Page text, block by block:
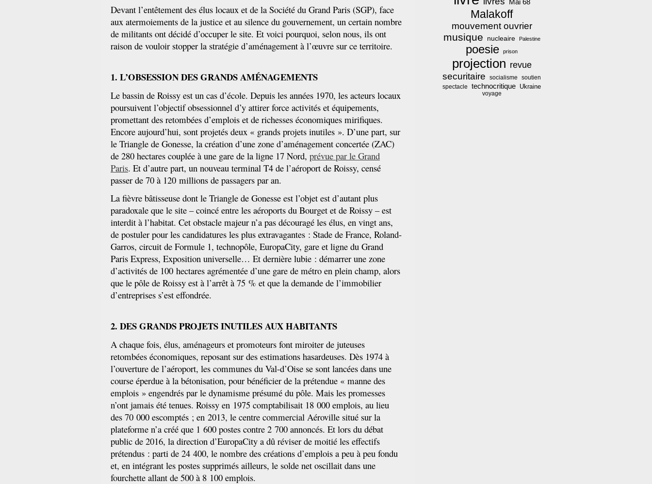
Devant l’entêtement des élus locaux et de la Société du Grand Paris (SGP), face
aux atermoiements de la justice et au silence du gouvernement, un certain nombre
de militants ont décidé d’occuper le site. Et voici pourquoi, selon nous, ils ont
raison de vouloir stopper la stratégie d’aménagement à l’œuvre sur ce territoire.
1. L’OBSESSION DES GRANDS AMÉNAGEMENTS
Le bassin de Roissy est un cas d’école. Depuis les années 1970, les acteurs locaux
poursuivent l’objectif obsessionnel d’y attirer force activités et équipements,
promettant des retombées d’emplois et de richesses économiques mirifiques.
Encore aujourd’hui, sont projetés deux « grands projets inutiles ». D’une part, sur
le Triangle de Gonesse, la création d’une zone d’aménagement concertée (ZAC)
de 280 hectares couplée à une gare de la ligne 17 Nord, prévue par le Grand
Paris. Et d’autre part, un nouveau terminal T4 de l’aéroport de Roissy, censé
passer de 70 à 120 millions de passagers par an.
La fièvre bâtisseuse dont le Triangle de Gonesse est l’objet est d’autant plus
paradoxale que le site – coincé entre les aéroports du Bourget et de Roissy – est
interdit à l’habitat. Cet obstacle majeur n’a pas découragé les élus, en vingt ans,
de postuler pour les candidatures les plus extravagantes : Stade de France, Roland-
Garros, circuit de Formule 1, technopôle, EuropaCity, gare et ligne du Grand
Paris Express, Exposition universelle… Et dernière lubie : démarrer une zone
d’activités de 100 hectares agrémentée d’une gare de métro en plein champ, alors
que le pôle de Roissy est à l’arrêt à 75 % et que la demande de l’immobilier
d’entreprises s’est effondrée.
2. DES GRANDS PROJETS INUTILES AUX HABITANTS
A chaque fois, élus, aménageurs et promoteurs font miroiter de juteuses
retombées économiques, reposant sur des estimations hasardeuses. Dès 1974 à
l’ouverture de l’aéroport, les communes du Val-d’Oise se sont lancées dans une
course éperdue à la bétonisation, pour bénéficier de la prétendue « manne des
emplois » engendrés par le dynamisme présumé du pôle. Mais les promesses
n’ont jamais été tenues. Roissy en 1975 comptabilisait 18 000 emplois, au lieu
des 70 000 escomptés ; en 2013, le centre commercial Aéroville situé sur la
plateforme n’a créé que 1 600 postes contre 2 700 annoncés. Et lors du débat
public de 2016, la direction d’EuropaCity a dû réviser de moitié les effectifs
prétendus : parti de 24 400, le nombre des créations d’emplois a peu à peu fondu
et, en intégrant les postes supprimés ailleurs, le solde net oscillait dans une
fourchette allant de 500 à 8 100 emplois.
Mai 68
Malakoff
mouvement ouvrier
musique nucleaire Palestine
poesie prison
projection revue
securitaire socialisme
soutien
spectacle
technocritique Ukraine
voyage
Bibliothèque Associative de Malakoff
Theme by
Max is NOW!
Powered byWordPress